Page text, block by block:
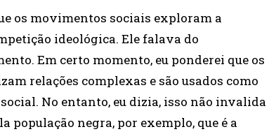
os movimentos sociais exploram a
ideológica. Ele falava do
Em certo momento, eu ponderei que os
relações complexas e são usados como
No entanto, eu dizia, isso não invalida
população negra, por exemplo, que é a